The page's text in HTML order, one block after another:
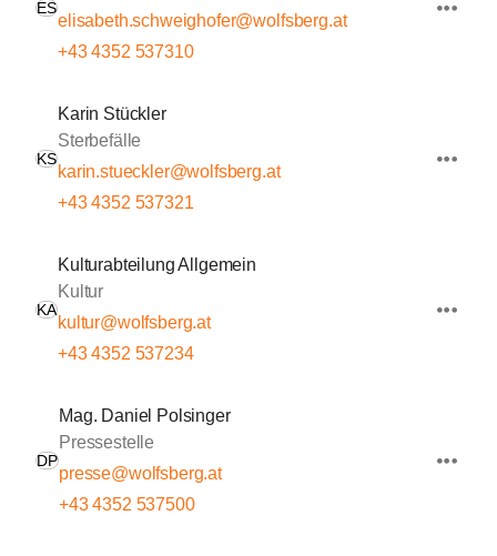
ES
elisabeth.schweighofer@wolfsberg.at
+43 4352 537310
KS
Karin Stückler
Sterbefälle
karin.stueckler@wolfsberg.at
+43 4352 537321
KA
Kulturabteilung Allgemein
Kultur
kultur@wolfsberg.at
+43 4352 537234
DP
Mag. Daniel Polsinger
Pressestelle
presse@wolfsberg.at
+43 4352 537500